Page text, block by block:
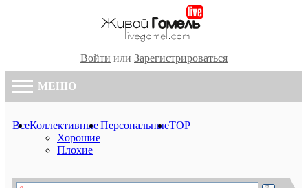
Войти или Зарегистрироваться
МЕНЮ
ВсеКоллективные
Хорошие
Плохие
ПерсональныеTOP